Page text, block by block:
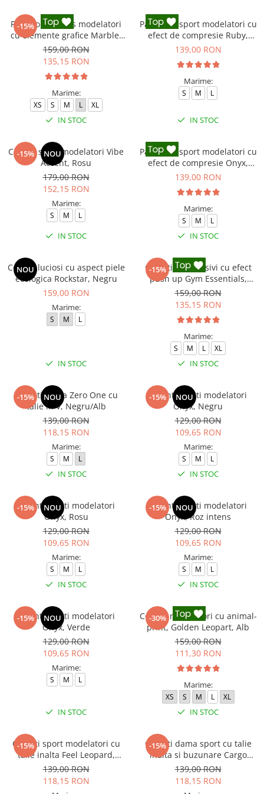
-15%
Pantaloni fitness modelatori
cu elemente grafice Marble,
Gri
159,00 RON
135,15 RON
Marime:
XS S M L XL
IN STOC
Pantaloni sport modelatori cu
efect de compresie Ruby,
Rosu
139,00 RON
Marime:
S M L
IN STOC
-15% NOU
Colanti sport modelatori Vibe
Accent, Rosu
179,00 RON
152,15 RON
Marime:
S M L
IN STOC
Pantaloni sport modelatori cu
efect de compresie Onyx,
Negru
139,00 RON
Marime:
S M L
IN STOC
NOU
Colanti luciosi cu aspect piele
ecologica Rockstar, Negru
159,00 RON
Marime:
S M L
IN STOC
-15%
Colanti compresivi cu efect
push up Gym Essentials,
Negru
159,00 RON
135,15 RON
Marime:
S M L XL
IN STOC
-15% NOU
Colanti dama Zero One cu
talie in V, Negru/Alb
139,00 RON
118,15 RON
Marime:
S M L
IN STOC
-15% NOU
Colanti scurti modelatori
Onyx, Negru
129,00 RON
109,65 RON
Marime:
S M L
IN STOC
-15% NOU
Colanti scurti modelatori
Onyx, Rosu
129,00 RON
109,65 RON
Marime:
S M L
IN STOC
-15% NOU
Colanti scurti modelatori
Onyx, Roz intens
129,00 RON
109,65 RON
Marime:
S M L
IN STOC
-15% NOU
Colanti scurti modelatori
Onyx, Verde
129,00 RON
109,65 RON
Marime:
S M L
IN STOC
-30%
Colanti modelatori cu animal-
print, Golden Leopart, Alb
159,00 RON
111,30 RON
Marime:
XS S M L XL
IN STOC
-15%
Colanti sport modelatori cu
talie inalta Feel Leopard,
scrunch, Negru
139,00 RON
118,15 RON
-15%
Colanti dama sport cu talie
inalta si buzunare Cargo
Pump, Verde
139,00 RON
118,15 RON